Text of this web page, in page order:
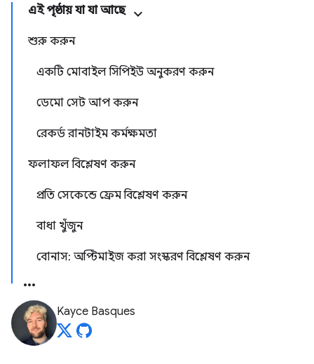
এই পৃষ্ঠায় যা যা আছে
শুরু করুন
একটি মোবাইল সিপিইউ অনুকরণ করুন
ডেমো সেট আপ করুন
রেকর্ড রানটাইম কর্মক্ষমতা
ফলাফল বিশ্লেষণ করুন
প্রতি সেকেন্ডে ফ্রেম বিশ্লেষণ করুন
বাধা খুঁজুন
বোনাস: অপ্টিমাইজ করা সংস্করণ বিশ্লেষণ করুন
Kayce Basques